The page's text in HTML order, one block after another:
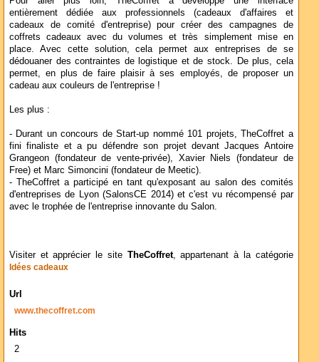
entièrement dédiée aux professionnels (cadeaux d'affaires et
cadeaux de comité d'entreprise) pour créer des campagnes de
coffrets cadeaux avec du volumes et très simplement mise en
place. Avec cette solution, cela permet aux entreprises de se
dédouaner des contraintes de logistique et de stock. De plus, cela
permet, en plus de faire plaisir à ses employés, de proposer un
cadeau aux couleurs de l'entreprise !
Les plus :
- Durant un concours de Start-up nommé 101 projets, TheCoffret a
fini finaliste et a pu défendre son projet devant Jacques Antoire
Grangeon (fondateur de vente-privée), Xavier Niels (fondateur de
Free) et Marc Simoncini (fondateur de Meetic).
- TheCoffret a participé en tant qu'exposant au salon des comités
d'entreprises de Lyon (SalonsCE 2014) et c'est vu récompensé par
avec le trophée de l'entreprise innovante du Salon.
Visiter et apprécier le site TheCoffret, appartenant à la catégorie
Idées cadeaux
Url
www.thecoffret.com
Hits
2